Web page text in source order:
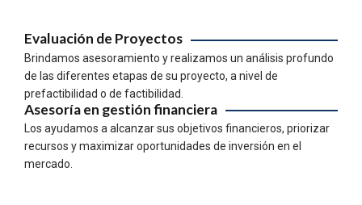
Evaluación de Proyectos
Brindamos asesoramiento y realizamos un análisis profundo
de las diferentes etapas de su proyecto, a nivel de
prefactibilidad o de factibilidad.
Asesoría en gestión financiera
Los ayudamos a alcanzar sus objetivos financieros, priorizar
recursos y maximizar oportunidades de inversión en el
mercado.